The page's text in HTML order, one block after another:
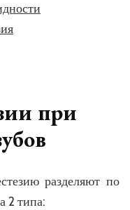
при
разделяют по
2 типа: